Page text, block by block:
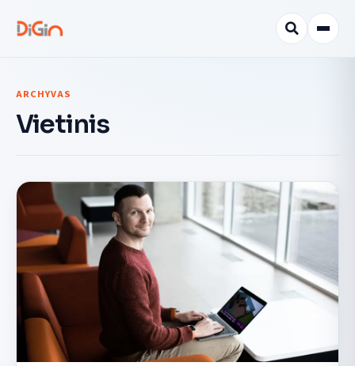
ARCHYVAS
Vietinis